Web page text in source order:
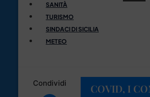
SANITÀ
TURISMO
SINDACI DI SICILIA
METEO
Condividi
COVID, I